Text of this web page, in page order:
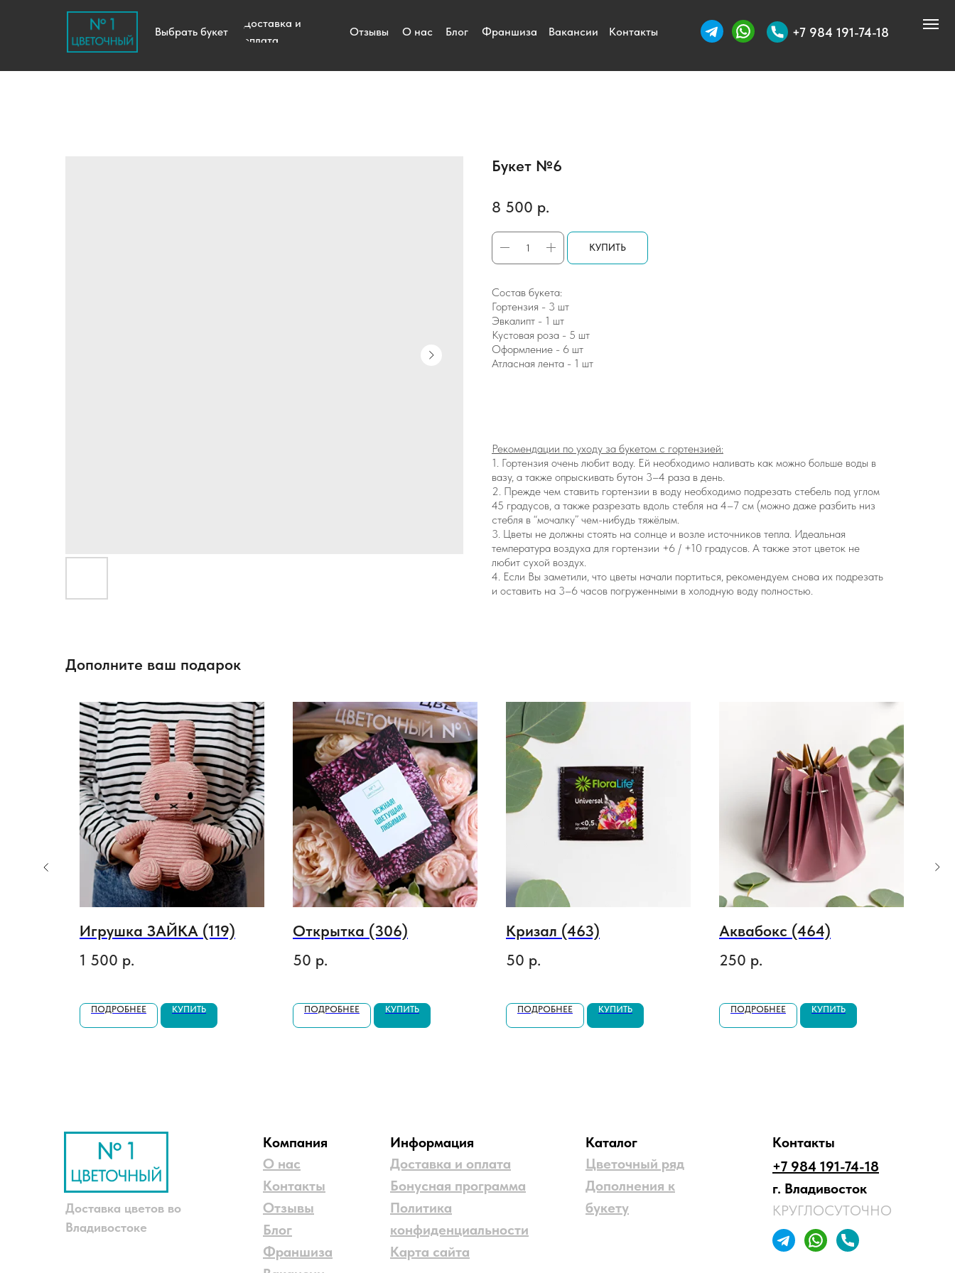
+7 984 191-74-18
Выбрать букет О нас
Отзывы Контакты
Доставка и
оплата
Блог Вакансии
Франшиза
Букет №6
8 500 р.
КУПИТЬ
Состав букета:
Гортензия - 3 шт
Эвкалипт - 1 шт
Кустовая роза - 5 шт
Оформление - 6 шт
Атласная лента - 1 шт
Рекомендации по уходу за букетом с гортензией:
1. Гортензия очень любит воду. Ей необходимо наливать как можно больше воды в
вазу, а также опрыскивать бутон 3–4 раза в день.
2. Прежде чем ставить гортензии в воду необходимо подрезать стебель под углом
45 градусов, а также разрезать вдоль стебля на 4–7 см (можно даже разбить низ
стебля в “мочалку” чем-нибудь тяжёлым.
3. Цветы не должны стоять на солнце и возле источников тепла. Идеальная
температура воздуха для гортензии +6 / +10 градусов. А также этот цветок не
любит сухой воздух.
4. Если Вы заметили, что цветы начали портиться, рекомендуем снова их подрезать
и оставить на 3–6 часов погруженными в холодную воду полностью.
Дополните ваш подарок
Игрушка ЗАЙКА (119)
1 500 р.
ПОДРОБНЕЕ КУПИТЬ
Открытка (306)
50 р.
ПОДРОБНЕЕ КУПИТЬ
Кризал (463)
50 р.
ПОДРОБНЕЕ КУПИТЬ
Аквабокс (464)
250 р.
ПОДРОБНЕЕ КУПИТЬ
Доставка цветов во
Владивостоке
Компания
О нас
Контакты
Отзывы
Блог
Франшиза
Информация
Доставка и оплата
Бонусная программа
Политика
конфиденциальности
Карта сайта
Контакты
г. Владивосток
КРУГЛОСУТОЧНО
+7 984 191-74-18
Каталог
Цветочный ряд
Дополнения к
букету